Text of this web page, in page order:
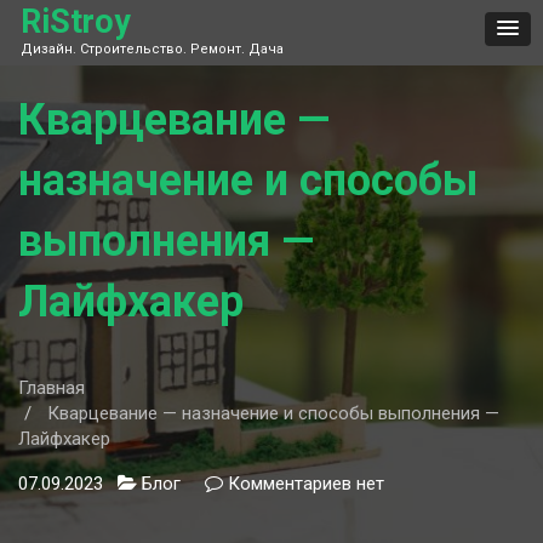
Skip
content
RiStroy
Дизайн. Строительство. Ремонт. Дача
Кварцевание —
назначение и способы
выполнения —
Лайфхакер
Главная
Кварцевание — назначение и способы выполнения —
Лайфхакер
07.09.2023 Блог Комментариев кнет